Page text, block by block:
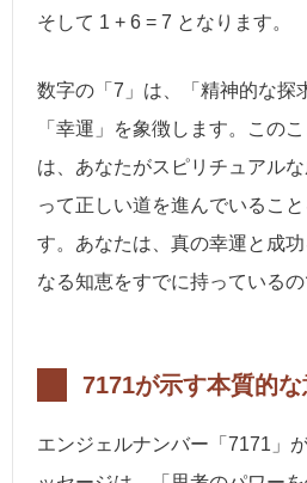
そして 1 + 6 = 7 となります。
数字の「7」は、「精神的な探
「幸運」を象徴します。この
は、あなたがスピリチュアル
って正しい道を進んでいるこ
す。あなたは、真の幸運と成
なる知恵をすでに持っているの
7171が示す本質的
エンジェルナンバー「7171」